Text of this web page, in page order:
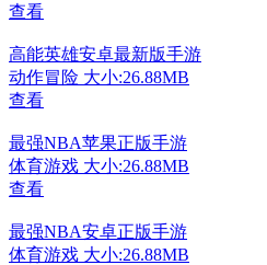
查看
高能英雄安卓最新版手游
动作冒险 大小:26.88MB
查看
最强NBA苹果正版手游
体育游戏 大小:26.88MB
查看
最强NBA安卓正版手游
体育游戏 大小:26.88MB